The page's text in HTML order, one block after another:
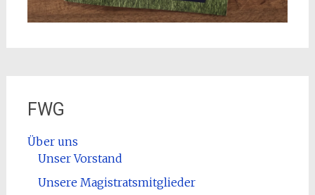
FWG
Über uns
Unser Vorstand
Unsere Magistratsmitglieder